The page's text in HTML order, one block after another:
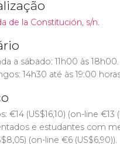
de la Constitución, s/n.
a sábado: 11h00 às 18h00.
14h30 até às 19:00
€14 (US$16,10) (on-line €13 (
e estudantes com
8,05) (on-line €6 (US$6,90)).